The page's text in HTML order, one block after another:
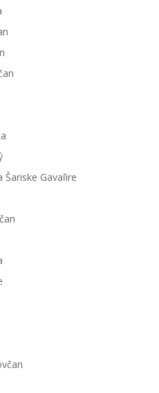
Šariske Gavaľire